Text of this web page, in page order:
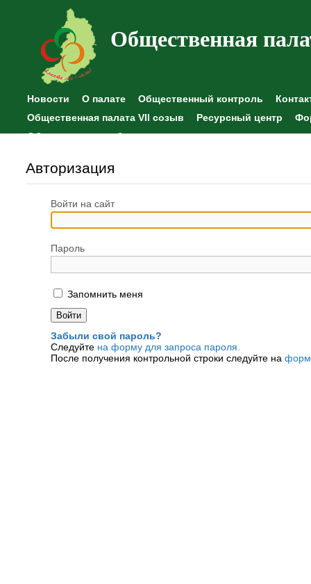
Общественная
Новости О палате Общественный контроль
Общественная палата VII созыв
Ресурсный центр
Общественные наблюдения
Авторизация
Войти на сайт
Пароль
Запомнить меня
Забыли свой пароль?
Следуйте на форму для запроса пароля.
После получения контрольной строки следуйте на